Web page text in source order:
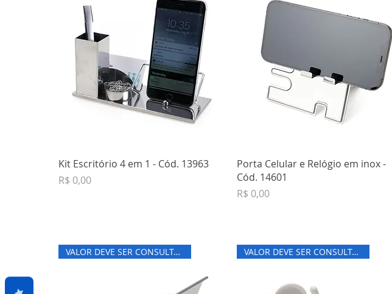
Kit Escritório 4 em 1 - Cód. 13963
Preço
R$ 0,00
Porta Celular e Relógio em inox -
Cód. 14601
Preço
R$ 0,00
VALOR DEVE SER CONSULTADO VALOR DEVE SER CONSULTADO